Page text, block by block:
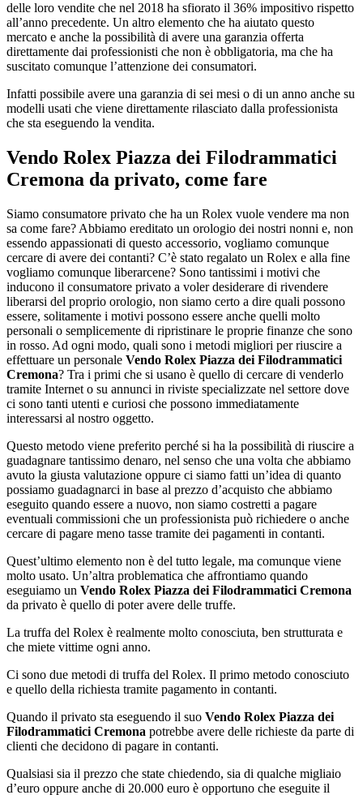
delle loro vendite che nel 2018 ha sfiorato il 36% impositivo rispetto
all’anno precedente. Un altro elemento che ha aiutato questo
mercato e anche la possibilità di avere una garanzia offerta
direttamente dai professionisti che non è obbligatoria, ma che ha
suscitato comunque l’attenzione dei consumatori.
Infatti possibile avere una garanzia di sei mesi o di un anno anche su
modelli usati che viene direttamente rilasciato dalla professionista
che sta eseguendo la vendita.
Vendo Rolex Piazza dei Filodrammatici
Cremona da privato, come fare
Siamo consumatore privato che ha un Rolex vuole vendere ma non
sa come fare? Abbiamo ereditato un orologio dei nostri nonni e, non
essendo appassionati di questo accessorio, vogliamo comunque
cercare di avere dei contanti? C’è stato regalato un Rolex e alla fine
vogliamo comunque liberarcene? Sono tantissimi i motivi che
inducono il consumatore privato a voler desiderare di rivendere
liberarsi del proprio orologio, non siamo certo a dire quali possono
essere, solitamente i motivi possono essere anche quelli molto
personali o semplicemente di ripristinare le proprie finanze che sono
in rosso. Ad ogni modo, quali sono i metodi migliori per riuscire a
effettuare un personale Vendo Rolex Piazza dei Filodrammatici
Cremona? Tra i primi che si usano è quello di cercare di venderlo
tramite Internet o su annunci in riviste specializzate nel settore dove
ci sono tanti utenti e curiosi che possono immediatamente
interessarsi al nostro oggetto.
Questo metodo viene preferito perché si ha la possibilità di riuscire a
guadagnare tantissimo denaro, nel senso che una volta che abbiamo
avuto la giusta valutazione oppure ci siamo fatti un’idea di quanto
possiamo guadagnarci in base al prezzo d’acquisto che abbiamo
eseguito quando essere a nuovo, non siamo costretti a pagare
eventuali commissioni che un professionista può richiedere o anche
cercare di pagare meno tasse tramite dei pagamenti in contanti.
Quest’ultimo elemento non è del tutto legale, ma comunque viene
molto usato. Un’altra problematica che affrontiamo quando
eseguiamo un Vendo Rolex Piazza dei Filodrammatici Cremona
da privato è quello di poter avere delle truffe.
La truffa del Rolex è realmente molto conosciuta, ben strutturata e
che miete vittime ogni anno.
Ci sono due metodi di truffa del Rolex. Il primo metodo conosciuto
e quello della richiesta tramite pagamento in contanti.
Quando il privato sta eseguendo il suo Vendo Rolex Piazza dei
Filodrammatici Cremona potrebbe avere delle richieste da parte di
clienti che decidono di pagare in contanti.
Qualsiasi sia il prezzo che state chiedendo, sia di qualche migliaio
d’euro oppure anche di 20.000 euro è opportuno che eseguite il